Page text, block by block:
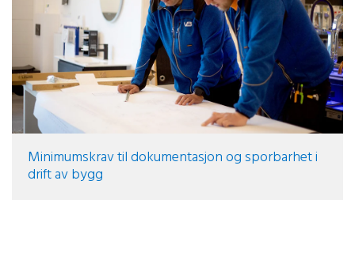
Minimumskrav til dokumentasjon og sporbarhet i
drift av bygg